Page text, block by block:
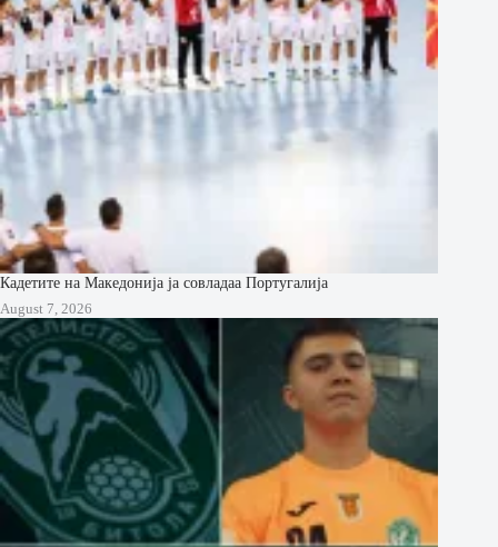
Кадетите на Македонија ја совладаа Португалија
August 7, 2026